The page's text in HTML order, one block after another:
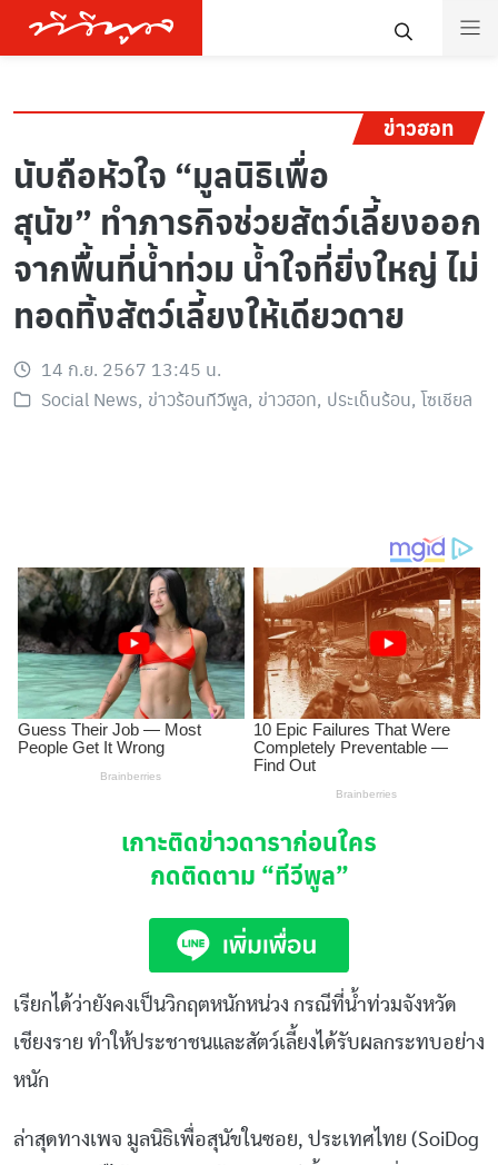
ข่าวฮอท
นับถือหัวใจ “มูลนิธิเพื่อ
สุนัข” ทำภารกิจช่วยสัตว์เลี้ยงออก
จากพื้นที่น้ำท่วม น้ำใจที่ยิ่งใหญ่ ไม่
ทอดทิ้งสัตว์เลี้ยงให้เดียวดาย
14 ก.ย. 2567 13:45 น.
Social News, ข่าวร้อนทีวีพูล, ข่าวฮอท, ประเด็นร้อน, โซเชียล
เกาะติดข่าวดาราก่อนใคร
กดติดตาม “ทีวีพูล”
เรียกได้ว่ายังคงเป็นวิกฤตหนักหน่วง กรณีที่น้ำท่วมจังหวัด
เชียงราย ทำให้ประชาชนและสัตว์เลี้ยงได้รับผลกระทบอย่าง
หนัก
ล่าสุดทางเพจ มูลนิธิเพื่อสุนัขในซอย, ประเทศไทย (SoiDog